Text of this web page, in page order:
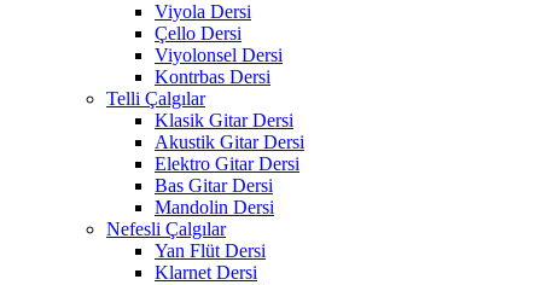
Viyola Dersi
Çello Dersi
Viyolonsel Dersi
Kontrbas Dersi
Telli Çalgılar
Klasik Gitar Dersi
Akustik Gitar Dersi
Elektro Gitar Dersi
Bas Gitar Dersi
Mandolin Dersi
Nefesli Çalgılar
Yan Flüt Dersi
Klarnet Dersi